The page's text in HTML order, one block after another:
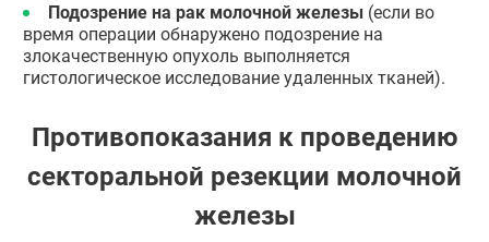
Подозрение на рак молочной железы (если во
время операции обнаружено подозрение на
злокачественную опухоль выполняется
гистологическое исследование удаленных тканей).
Противопоказания к проведению
секторальной резекции молочной
железы